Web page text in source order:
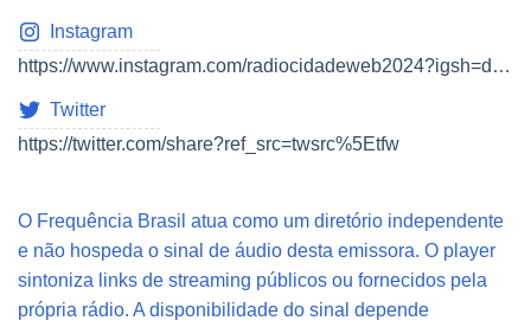
Instagram
https://www.instagram.com/radiocidadeweb2024?igsh=djF3eWhiZ21rd2o5
Twitter
https://twitter.com/share?ref_src=twsrc%5Etfw
O Frequência Brasil atua como um diretório independente
e não hospeda o sinal de áudio desta emissora. O player
sintoniza links de streaming públicos ou fornecidos pela
própria rádio. A disponibilidade do sinal depende